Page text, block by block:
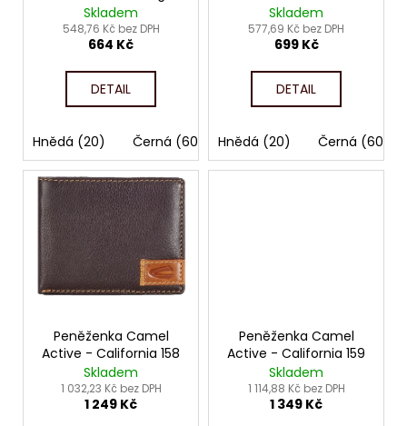
krabičky
Skladem
548,76 Kč bez DPH
664 Kč
DETAIL
Hnědá (20) Černá (60)
Skladem
577,69 Kč bez DPH
699 Kč
DETAIL
Hnědá (20) Černá (60)
Peněženka Camel
Active - California 158
Skladem
1 032,23 Kč bez DPH
1 249 Kč
Peněženka Camel
Active - California 159
Skladem
1 114,88 Kč bez DPH
1 349 Kč